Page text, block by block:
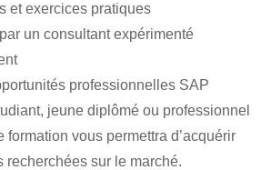
et exercices pratiques
un consultant expérimenté
professionnelles SAP
jeune diplômé ou professionnel
formation vous permettra d’acquérir
recherchées sur le marché.